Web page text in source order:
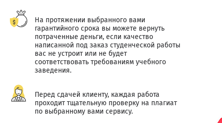
На протяжении выбранного вами
гарантийного срока вы можете вернуть
потраченные деньги, если качество
написанной под заказ студенческой работы
вас не устроит или не будет
соответствовать требованиям учебного
заведения.
Перед сдачей клиенту, каждая работа
проходит тщательную проверку на плагиат
по выбранному вами сервису.